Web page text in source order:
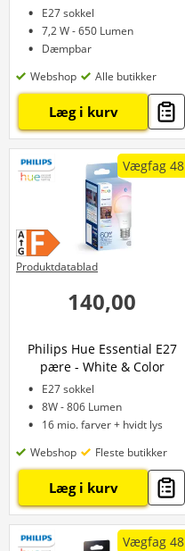
E27 sokkel
7,2 W - 650 Lumen
Dæmpbar
Webshop
Alle butikker
Læg i kurv
Vægfag 48
140,00
Philips Hue Essential E27
pære - White & Color
Ambiance
E27 sokkel
8W - 806 Lumen
16 mio. farver + hvidt lys
Produktdatablad
Webshop Fleste butikker
Læg i kurv
Vægfag 48